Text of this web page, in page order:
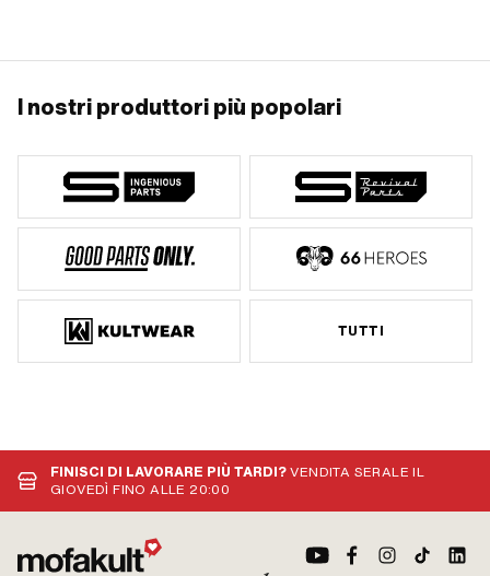
I nostri produttori più popolari
TUTTI
FINISCI DI LAVORARE PIÙ TARDI?VENDITA SERALE IL
GIOVEDÌ FINO ALLE 20:00